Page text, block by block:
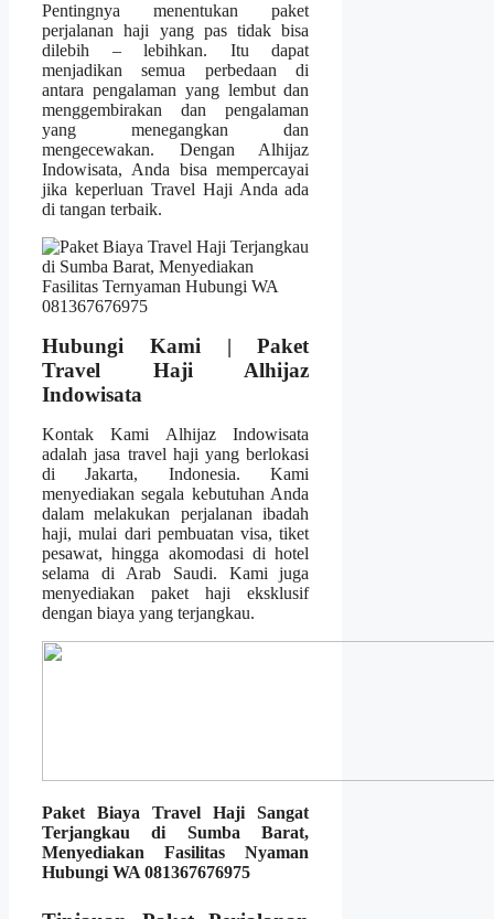
Pentingnya menentukan paket
perjalanan haji yang pas tidak bisa
dilebih – lebihkan. Itu dapat
menjadikan semua perbedaan di
antara pengalaman yang lembut dan
menggembirakan dan pengalaman
yang menegangkan dan
mengecewakan. Dengan Alhijaz
Indowisata, Anda bisa mempercayai
jika keperluan Travel Haji Anda ada
di tangan terbaik.
Hubungi Kami | Paket
Travel Haji Alhijaz
Indowisata
Kontak Kami Alhijaz Indowisata
adalah jasa travel haji yang berlokasi
di Jakarta, Indonesia. Kami
menyediakan segala kebutuhan Anda
dalam melakukan perjalanan ibadah
haji, mulai dari pembuatan visa, tiket
pesawat, hingga akomodasi di hotel
selama di Arab Saudi. Kami juga
menyediakan paket haji eksklusif
dengan biaya yang terjangkau.
Paket Biaya Travel Haji Sangat
Terjangkau di Sumba Barat,
Menyediakan Fasilitas Nyaman
Hubungi WA 081367676975